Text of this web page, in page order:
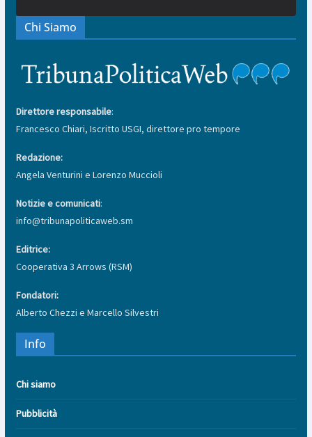
Chi Siamo
Direttore responsabile:
Francesco Chiari, Iscritto USGI, direttore pro tempore
Redazione:
Angela Venturini e Lorenzo Muccioli
Notizie e comunicati:
info@tribunapoliticaweb.sm
Editrice:
Cooperativa 3 Arrows (RSM)
Fondatori:
Alberto Chezzi e Marcello Silvestri
Info
Chi siamo
Pubblicità